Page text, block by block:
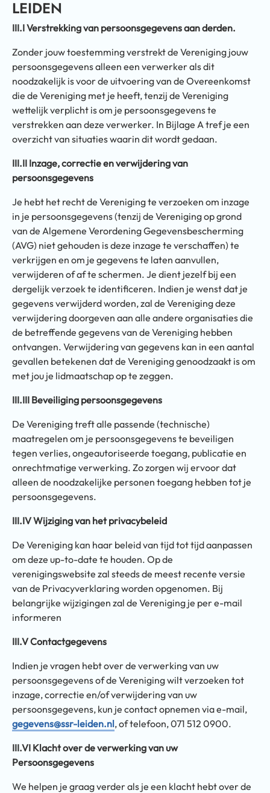
LEIDEN
III.I Verstrekking van persoonsgegevens aan derden.
Zonder jouw toestemming verstrekt de Vereniging jouw
persoonsgegevens alleen een verwerker als dit
noodzakelijk is voor de uitvoering van de Overeenkomst
die de Vereniging met je heeft, tenzij de Vereniging
wettelijk verplicht is om je persoonsgegevens te
verstrekken aan deze verwerker. In Bijlage A tref je een
overzicht van situaties waarin dit wordt gedaan.
III.II Inzage, correctie en verwijdering van
persoonsgegevens
Je hebt het recht de Vereniging te verzoeken om inzage
in je persoonsgegevens (tenzij de Vereniging op grond
van de Algemene Verordening Gegevensbescherming
(AVG) niet gehouden is deze inzage te verschaffen) te
verkrijgen en om je gegevens te laten aanvullen,
verwijderen of af te schermen. Je dient jezelf bij een
dergelijk verzoek te identificeren. Indien je wenst dat je
gegevens verwijderd worden, zal de Vereniging deze
verwijdering doorgeven aan alle andere organisaties die
de betreffende gegevens van de Vereniging hebben
ontvangen. Verwijdering van gegevens kan in een aantal
gevallen betekenen dat de Vereniging genoodzaakt is om
met jou je lidmaatschap op te zeggen.
III.III Beveiliging persoonsgegevens
De Vereniging treft alle passende (technische)
maatregelen om je persoonsgegevens te beveiligen
tegen verlies, ongeautoriseerde toegang, publicatie en
onrechtmatige verwerking. Zo zorgen wij ervoor dat
alleen de noodzakelijke personen toegang hebben tot je
persoonsgegevens.
III.IV Wijziging van het privacybeleid
De Vereniging kan haar beleid van tijd tot tijd aanpassen
om deze up-to-date te houden. Op de
verenigingswebsite zal steeds de meest recente versie
van de Privacyverklaring worden opgenomen. Bij
belangrijke wijzigingen zal de Vereniging je per e-mail
informeren
III.V Contactgegevens
Indien je vragen hebt over de verwerking van uw
persoonsgegevens of de Vereniging wilt verzoeken tot
inzage, correctie en/of verwijdering van uw
persoonsgegevens, kun je contact opnemen via e-mail,
gegevens@ssr-leiden.nl, of telefoon, 071 512 0900.
III.VI Klacht over de verwerking van uw
Persoonsgegevens
We helpen je graag verder als je een klacht hebt over de